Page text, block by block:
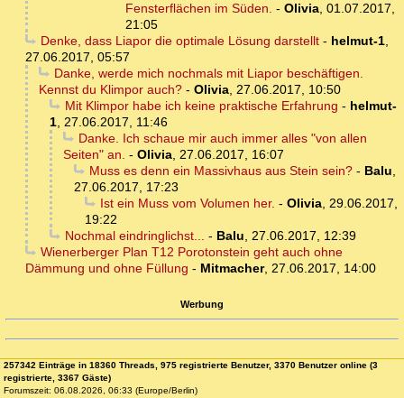
Fensterflächen im Süden. - Olivia, 01.07.2017,
21:05
Denke, dass Liapor die optimale Lösung darstellt- helmut-1,
27.06.2017, 05:57
Danke, werde mich nochmals mit Liapor beschäftigen.
Kennst du Klimpor auch? - Olivia, 27.06.2017, 10:50
Mit Klimpor habe ich keine praktische Erfahrung - helmut-
1, 27.06.2017, 11:46
Danke. Ich schaue mir auch immer alles "von allen
Seiten" an. - Olivia, 27.06.2017, 16:07
Muss es denn ein Massivhaus aus Stein sein?- Balu,
27.06.2017, 17:23
Ist ein Muss vom Volumen her. - Olivia, 29.06.2017,
19:22
Nochmal eindringlichst... - Balu, 27.06.2017, 12:39
Wienerberger Plan T12 Porotonstein geht auch ohne
Dämmung und ohne Füllung - Mitmacher, 27.06.2017, 14:00
Werbung
257342 Einträge in 18360 Threads, 975 registrierte Benutzer, 3370 Benutzer online (3
registrierte, 3367 Gäste)
Forumszeit: 06.08.2026, 06:33 (Europe/Berlin)